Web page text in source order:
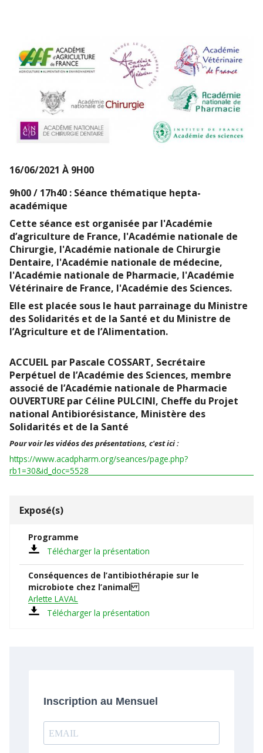
16/06/2021 À 9H00
9h00 / 17h40 : Séance thématique hepta-
académique
Cette séance est organisée par l'Académie
d’agriculture de France, l'Académie nationale de
Chirurgie, l'Académie nationale de Chirurgie
Dentaire, l'Académie nationale de médecine,
l'Académie nationale de Pharmacie, l'Académie
Vétérinaire de France, l'Académie des Sciences.
Elle est placée sous le haut parrainage du Ministre
des Solidarités et de la Santé et du Ministre de
l’Agriculture et de l’Alimentation.
ACCUEIL par Pascale COSSART, Secrétaire
Perpétuel de l’Académie des Sciences, membre
associé de l’Académie nationale de Pharmacie
OUVERTURE par Céline PULCINI, Cheffe du Projet
national Antibiorésistance, Ministère des
Solidarités et de la Santé
Pour voir les vidéos des présentations, c'est ici :
https://www.acadpharm.org/seances/page.php?
rb1=30&id_doc=5528
Exposé(s)
Programme
Télécharger la présentation
Conséquences de l’antibiothérapie sur le
microbiote chez l’animal
Arlette LAVAL
Télécharger la présentation